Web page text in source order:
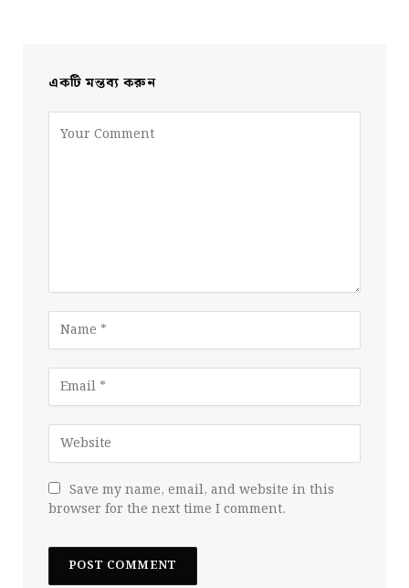
একটি মন্তব্য করুন
Save my name, email, and website in this
browser for the next time I comment.